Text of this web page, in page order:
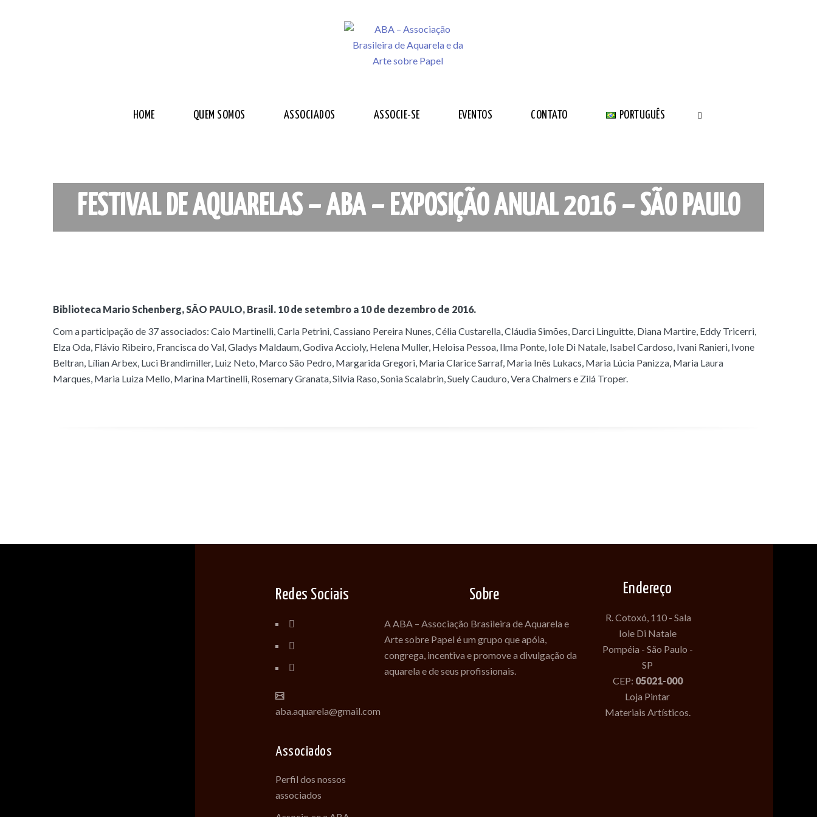
HOME QUEM SOMOS ASSOCIADOS ASSOCIE-SE EVENTOS CONTATO PORTUGUÊS
FESTIVAL DE AQUARELAS – ABA – EXPOSIÇÃO ANUAL 2016 – SÃO PAULO
Biblioteca Mario Schenberg, SÃO PAULO, Brasil. 10 de setembro a 10 de dezembro de 2016.
Com a participação de 37 associados: Caio Martinelli, Carla Petrini, Cassiano Pereira Nunes, Célia Custarella, Cláudia Simões, Darci Linguitte, Diana Martire, Eddy Tricerri,
Elza Oda, Flávio Ribeiro, Francisca do Val, Gladys Maldaum, Godiva Accioly, Helena Muller, Heloisa Pessoa, Ilma Ponte, Iole Di Natale, Isabel Cardoso, Ivani Ranieri, Ivone
Beltran, Lílian Arbex, Luci Brandimiller, Luiz Neto, Marco São Pedro, Margarida Gregori, Maria Clarice Sarraf, Maria Inês Lukacs, Maria Lúcia Panizza, Maria Laura
Marques, Maria Luiza Mello, Marina Martinelli, Rosemary Granata, Silvia Raso, Sonia Scalabrin, Suely Cauduro, Vera Chalmers e Zilá Troper.
Redes Sociais
aba.aquarela@gmail.com
Associados
Perfil dos nossos
associados
Sobre
A ABA – Associação Brasileira de Aquarela e
Arte sobre Papel é um grupo que apóia,
congrega, incentiva e promove a divulgação da
aquarela e de seus profissionais.
Endereço
R. Cotoxó, 110 - Sala
Iole Di Natale
Pompéia - São Paulo -
SP
CEP: 05021-000
Loja Pintar
Materiais Artísticos.